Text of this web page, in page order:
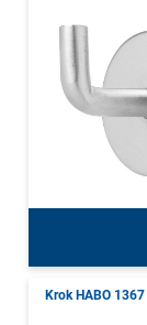
Krok HABO 1367